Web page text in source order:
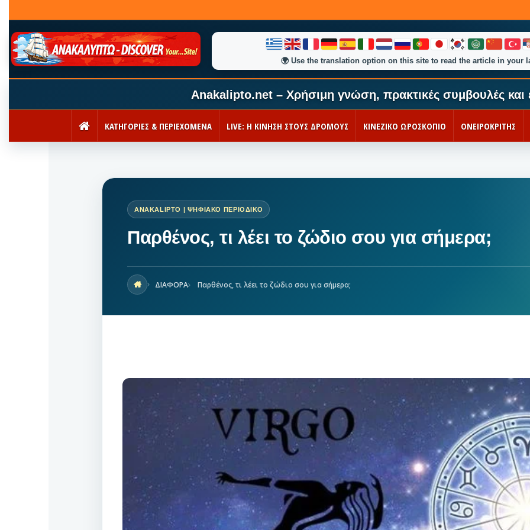
🌍Use the translation option on this site to read the article in your
Anakalipto.net – Χρήσιμη γνώση, πρακτικές συμβουλές και
ΑΡΧΙΚΉΚΑΤΗΓΟΡΙΕΣ & ΠΕΡΙΕΧΟΜΕΝΑ LIVE: Η ΚΙΝΗΣΗ ΣΤΟΥΣ ΔΡΟΜΟΥΣ ΚΙΝΕΖΙΚΟ ΩΡΟΣΚΟΠΙΟ ΟΝΕΙΡΟΚΡΙΤΗΣ
Παρθένος, τι λέει το ζώδιο σου για σήμερα;
ΔΙΑΦΟΡΑ Παρθένος, τι λέει το ζώδιο σου για σήμερα;